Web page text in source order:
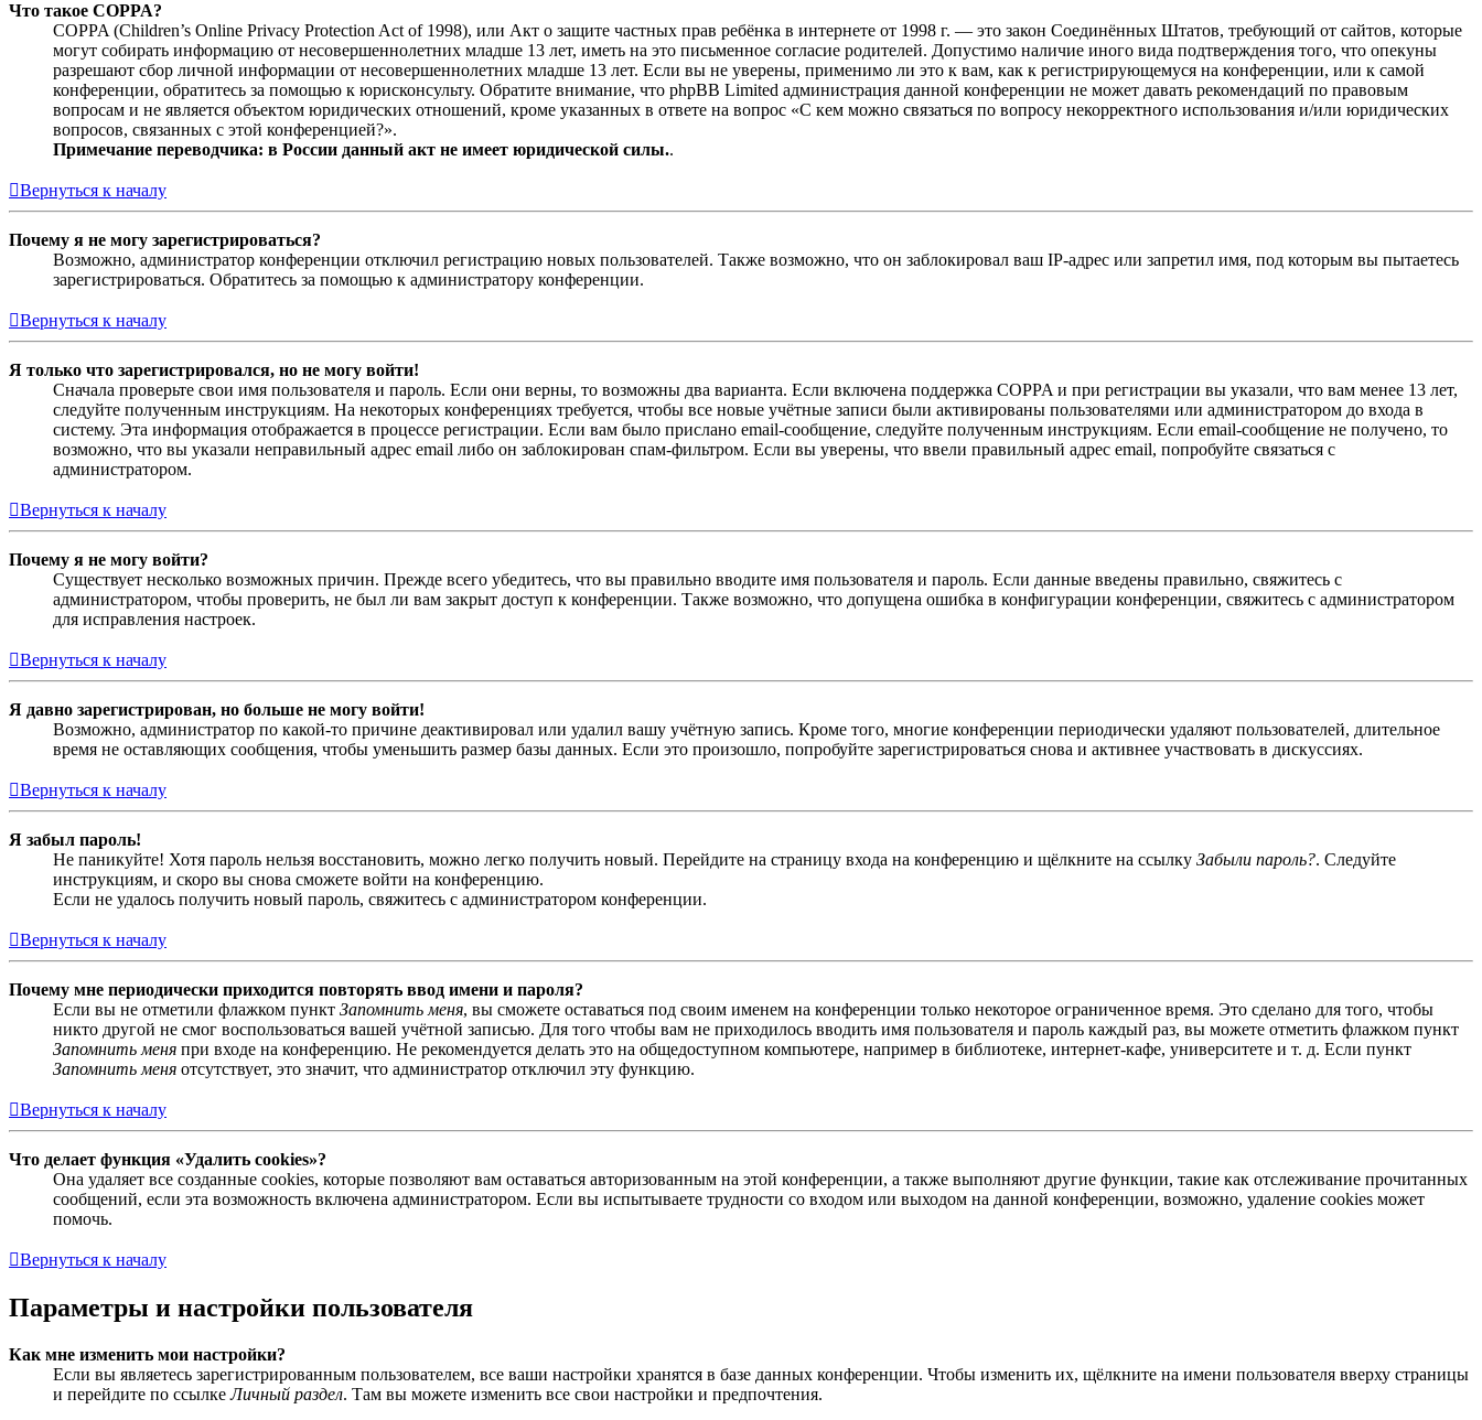
Что такое COPPA?
COPPA (Children’s Online Privacy Protection Act of 1998), или Акт о защите частных прав ребёнка в интернете от 1998 г. — это закон Соединённых Штатов, требующий от сайтов, которые
могут собирать информацию от несовершеннолетних младше 13 лет, иметь на это письменное согласие родителей. Допустимо наличие иного вида подтверждения того, что опекуны
разрешают сбор личной информации от несовершеннолетних младше 13 лет. Если вы не уверены, применимо ли это к вам, как к регистрирующемуся на конференции, или к самой
конференции, обратитесь за помощью к юрисконсульту. Обратите внимание, что phpBB Limited администрация данной конференции не может давать рекомендаций по правовым
вопросам и не является объектом юридических отношений, кроме указанных в ответе на вопрос «С кем можно связаться по вопросу некорректного использования и/или юридических
вопросов, связанных с этой конференцией?».
Примечание переводчика: в России данный акт не имеет юридической силы..
Вернуться к началу
Почему я не могу зарегистрироваться?
Возможно, администратор конференции отключил регистрацию новых пользователей. Также возможно, что он заблокировал ваш IP-адрес или запретил имя, под которым вы пытаетесь
зарегистрироваться. Обратитесь за помощью к администратору конференции.
Вернуться к началу
Я только что зарегистрировался, но не могу войти!
Сначала проверьте свои имя пользователя и пароль. Если они верны, то возможны два варианта. Если включена поддержка COPPA и при регистрации вы указали, что вам менее 13 лет,
следуйте полученным инструкциям. На некоторых конференциях требуется, чтобы все новые учётные записи были активированы пользователями или администратором до входа в
систему. Эта информация отображается в процессе регистрации. Если вам было прислано email-сообщение, следуйте полученным инструкциям. Если email-сообщение не получено, то
возможно, что вы указали неправильный адрес email либо он заблокирован спам-фильтром. Если вы уверены, что ввели правильный адрес email, попробуйте связаться с
администратором.
Вернуться к началу
Почему я не могу войти?
Существует несколько возможных причин. Прежде всего убедитесь, что вы правильно вводите имя пользователя и пароль. Если данные введены правильно, свяжитесь с
администратором, чтобы проверить, не был ли вам закрыт доступ к конференции. Также возможно, что допущена ошибка в конфигурации конференции, свяжитесь с администратором
для исправления настроек.
Вернуться к началу
Я давно зарегистрирован, но больше не могу войти!
Возможно, администратор по какой-то причине деактивировал или удалил вашу учётную запись. Кроме того, многие конференции периодически удаляют пользователей, длительное
время не оставляющих сообщения, чтобы уменьшить размер базы данных. Если это произошло, попробуйте зарегистрироваться снова и активнее участвовать в дискуссиях.
Вернуться к началу
Я забыл пароль!
Не паникуйте! Хотя пароль нельзя восстановить, можно легко получить новый. Перейдите на страницу входа на конференцию и щёлкните на ссылку Забыли пароль?. Следуйте
инструкциям, и скоро вы снова сможете войти на конференцию.
Если не удалось получить новый пароль, свяжитесь с администратором конференции.
Вернуться к началу
Почему мне периодически приходится повторять ввод имени и пароля?
Если вы не отметили флажком пункт Запомнить меня, вы сможете оставаться под своим именем на конференции только некоторое ограниченное время. Это сделано для того, чтобы
никто другой не смог воспользоваться вашей учётной записью. Для того чтобы вам не приходилось вводить имя пользователя и пароль каждый раз, вы можете отметить флажком пункт
Запомнить меня при входе на конференцию. Не рекомендуется делать это на общедоступном компьютере, например в библиотеке, интернет-кафе, университете и т. д. Если пункт
Запомнить меня отсутствует, это значит, что администратор отключил эту функцию.
Вернуться к началу
Что делает функция «Удалить cookies»?
Она удаляет все созданные cookies, которые позволяют вам оставаться авторизованным на этой конференции, а также выполняют другие функции, такие как отслеживание прочитанных
сообщений, если эта возможность включена администратором. Если вы испытываете трудности со входом или выходом на данной конференции, возможно, удаление cookies может
помочь.
Вернуться к началу
Параметры и настройки пользователя
Как мне изменить мои настройки?
Если вы являетесь зарегистрированным пользователем, все ваши настройки хранятся в базе данных конференции. Чтобы изменить их, щёлкните на имени пользователя вверху страницы
и перейдите по ссылкеЛичный раздел. Там вы можете изменить все свои настройки и предпочтения.